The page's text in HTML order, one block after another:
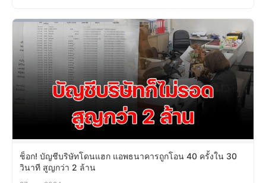
ช็อก! บัญชีบริษัทโดนแฮก แอพธนาคารถูกโอน 40 ครั้งใน 30
วินาที สูญกว่า 2 ล้าน